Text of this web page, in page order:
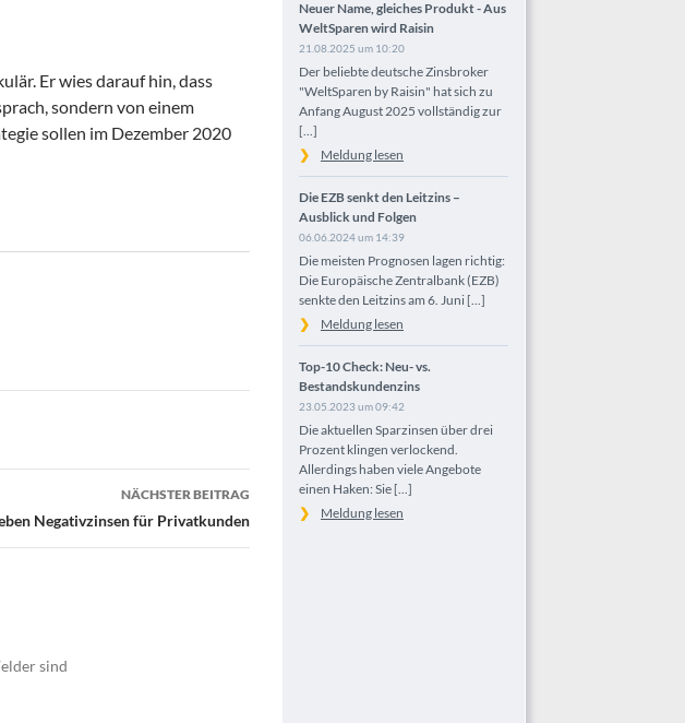
Er wies darauf hin, dass
sondern von einem
sollen im Dezember 2020
NÄCHSTER BEITRAG
Negativzinsen für Privatkunden
sind
Neuer Name, gleiches Produkt - Aus
WeltSparen wird Raisin
21.08.2025 um 10:20
Der beliebte deutsche Zinsbroker
"WeltSparen by Raisin" hat sich zu
Anfang August 2025 vollständig zur
[...]
Meldung lesen
Die EZB senkt den Leitzins –
Ausblick und Folgen
06.06.2024 um 14:39
Die meisten Prognosen lagen richtig:
Die Europäische Zentralbank (EZB)
senkte den Leitzins am 6. Juni [...]
Meldung lesen
Top-10 Check: Neu- vs.
Bestandskundenzins
23.05.2023 um 09:42
Die aktuellen Sparzinsen über drei
Prozent klingen verlockend.
Allerdings haben viele Angebote
einen Haken: Sie [...]
Meldung lesen